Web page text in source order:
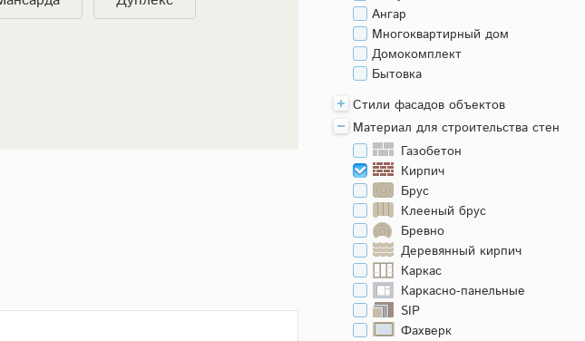
Ангар
Многоквартирный дом
Домокомплект
Бытовка
Стили фасадов объектов
Материал для строительства стен
Газобетон
Кирпич
Брус
Клееный брус
Бревно
Деревянный кирпич
Каркас
Каркасно-панельные
SIP
Фахверк